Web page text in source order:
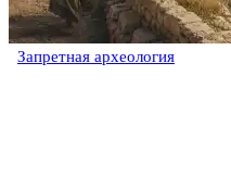
Запретная археология